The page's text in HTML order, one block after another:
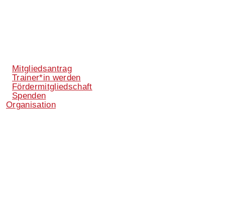
Mitgliedsantrag
Trainer*in werden
Fördermitgliedschaft
Spenden
Organisation